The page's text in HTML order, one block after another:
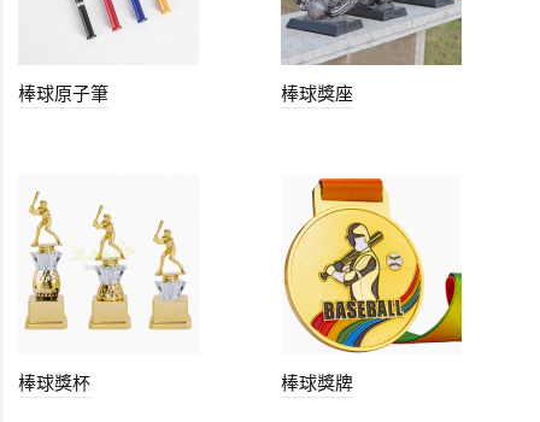
棒球原子筆 棒球獎座
棒球獎杯 棒球獎牌